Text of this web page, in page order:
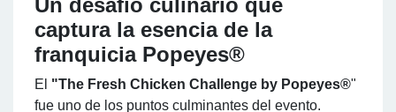
captura la esencia de la
franquicia Popeyes®
El "The Fresh Chicken Challenge by Popeyes®"
fue uno de los puntos culminantes del evento.